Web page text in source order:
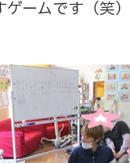
ームです（笑）